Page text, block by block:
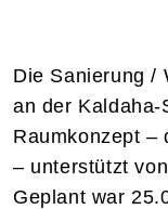
Die Sanierung /
an der
Raumkonzept –
– unterstützt
Geplant war